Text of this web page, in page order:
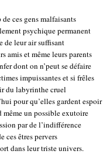
ces gens malfaisants
psychique permanent
de leur air suffisant
amis et même leurs parents
dont on n’peut se défaire
impuissantes et si frêles
du labyrinthe cruel
pour qu’elles gardent espoir
même un possible exutoire
par de l’indifférence
ces êtres pervers
dans leur triste univers.